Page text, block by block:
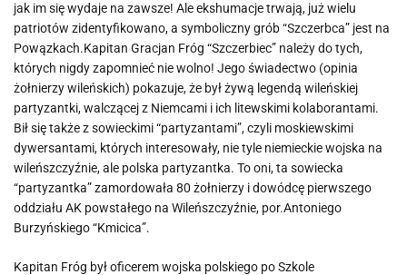
jak im się wydaje na zawsze! Ale ekshumacje trwają, już wielu
patriotów zidentyfikowano, a symboliczny grób “Szczerbca” jest na
Powązkach.Kapitan Gracjan Fróg “Szczerbiec” należy do tych,
których nigdy zapomnieć nie wolno! Jego świadectwo (opinia
żołnierzy wileńskich) pokazuje, że był żywą legendą wileńskiej
partyzantki, walczącej z Niemcami i ich litewskimi kolaborantami.
Bił się także z sowieckimi “partyzantami”, czyli moskiewskimi
dywersantami, których interesowały, nie tyle niemieckie wojska na
wileńszczyźnie, ale polska partyzantka. To oni, ta sowiecka
“partyzantka” zamordowała 80 żołnierzy i dowódcę pierwszego
oddziału AK powstałego na Wileńszczyźnie, por.Antoniego
Burzyńskiego “Kmicica”.
Kapitan Fróg był oficerem wojska polskiego po Szkole